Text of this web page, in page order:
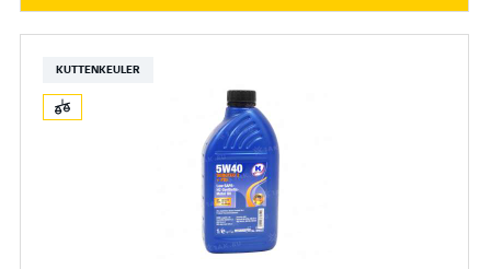
KUTTENKEULER